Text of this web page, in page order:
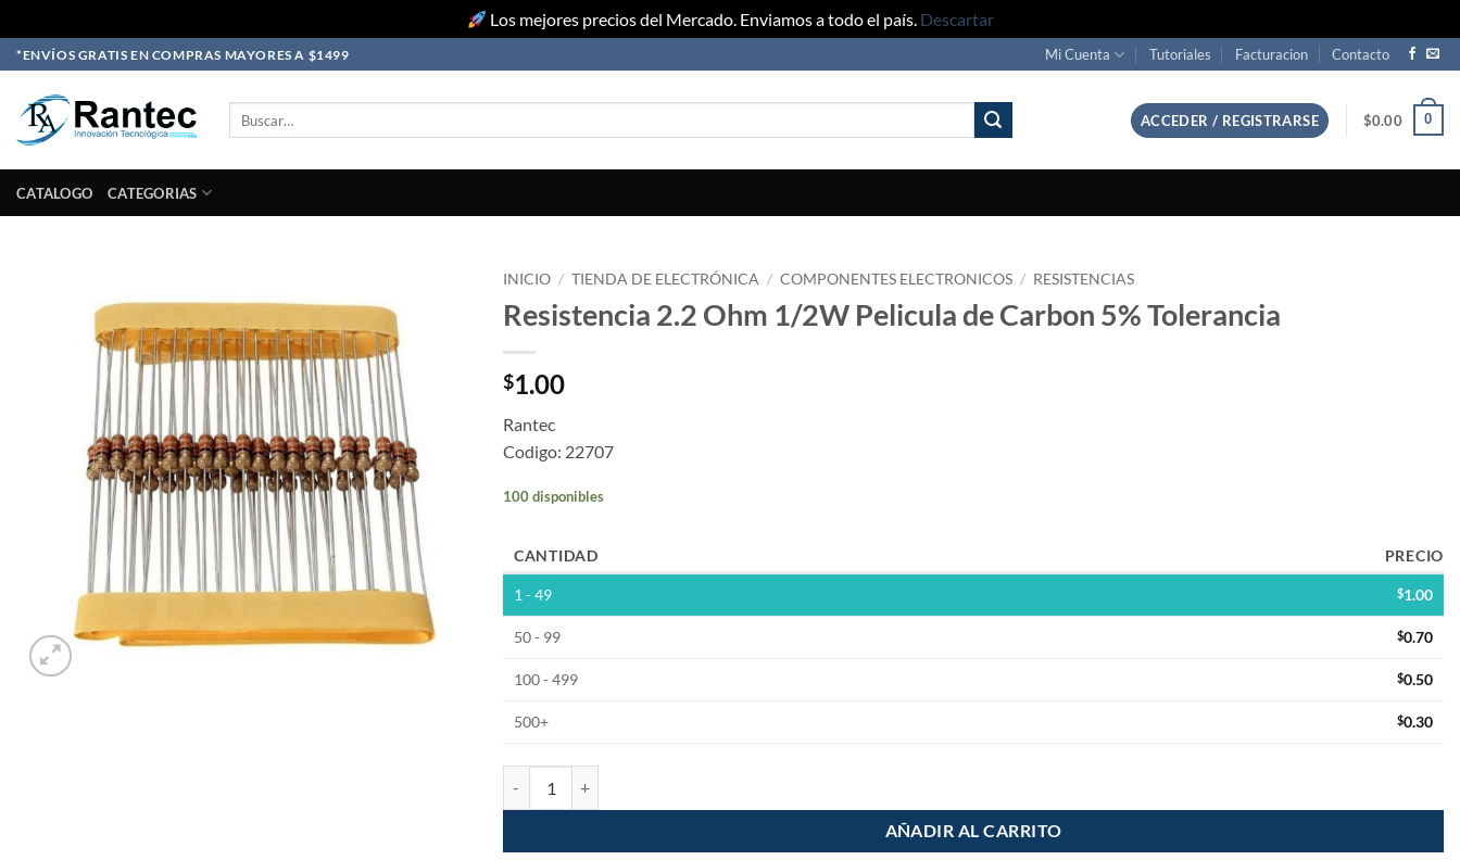
Los mejores precios del Mercado. Enviamos a todo el país. Descartar
Skip
to
content
*ENVÍOS GRATIS EN COMPRAS MAYORES A $1499 Mi Cuenta Tutoriales Facturacion Contacto
ACCEDER / REGISTRARSE $0.00 0
CATALOGO CATEGORIAS
INICIO / TIENDA DE ELECTRÓNICA / COMPONENTES ELECTRONICOS / RESISTENCIAS
Resistencia 2.2 Ohm 1/2W Pelicula de Carbon 5% Tolerancia
$1.00
Rantec
Codigo: 22707
100 disponibles
CANTIDAD PRECIO
1 - 49 $1.00
50 - 99 $0.70
100 - 499 $0.50
500+ $0.30
AÑADIR AL CARRITO